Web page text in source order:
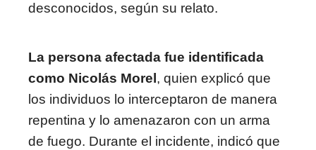
desconocidos, según su relato.
La persona afectada fue identificada
como Nicolás Morel , quien explicó que
los individuos lo interceptaron de manera
repentina y lo amenazaron con un arma
de fuego. Durante el incidente, indicó que